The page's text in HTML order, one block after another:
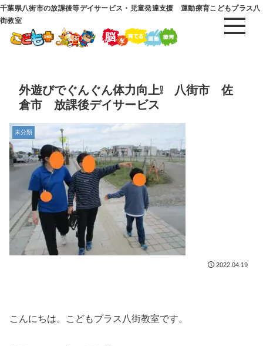
千葉県八街市の放課後等デイサービス・児童発達支援 運動療育こどもプラス八
街教室
外遊びでぐんぐん体力向上❕ 八街市 佐
倉市 放課後デイサービス
未分類
2022.04.19
こんにちは。こどもプラス八街教室です。